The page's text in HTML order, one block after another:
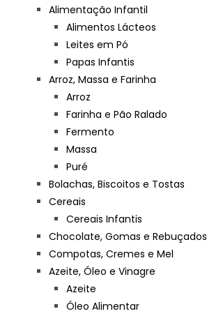
Alimentação Infantil
Alimentos Lácteos
Leites em Pó
Papas Infantis
Arroz, Massa e Farinha
Arroz
Farinha e Pão Ralado
Fermento
Massa
Puré
Bolachas, Biscoitos e Tostas
Cereais
Cereais Infantis
Chocolate, Gomas e Rebuçados
Compotas, Cremes e Mel
Azeite, Óleo e Vinagre
Azeite
Óleo Alimentar